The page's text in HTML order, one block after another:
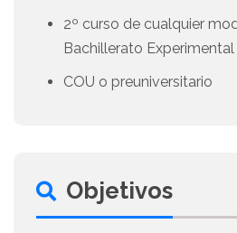
2º curso de cualquier
Bachillerato Experimental
COU o preuniversitario
Objetivos